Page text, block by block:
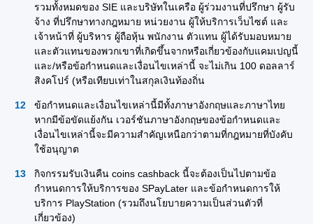
รวมทั้งหมดของ SIE และบริษัทในเครือ ผู้ร่วมงานที่ปรึกษา ผู้รับ
จ้าง ที่ปรึกษาทางกฎหมาย หน่วยงาน ผู้ให้บริการเว็บไซต์ และ
เจ้าหน้าที่ ผู้บริหาร ผู้ถือหุ้น พนักงาน ตัวแทน ผู้ได้รับมอบหมาย
และตัวแทนของพวกเขาที่เกิดขึ้นจากหรือเกี่ยวข้องกับแคมเปญนี้
และ/หรือข้อกำหนดและเงื่อนไขเหล่านี้ จะไม่เกิน 100 ดอลลาร์
สิงคโปร์ (หรือเทียบเท่าในสกุลเงินท้องถิ่น
ข้อกำหนดและเงื่อนไขเหล่านี้มีทั้งภาษาอังกฤษและภาษาไทย
หากมีข้อขัดแย้งกัน เวอร์ชันภาษาอังกฤษของข้อกำหนดและ
เงื่อนไขเหล่านี้จะมีความสำคัญเหนือกว่าตามที่กฎหมายที่บังคับ
ใช้อนุญาต
กิจกรรมรับเงินคืน coins cashback นี้จะต้องเป็นไปตามข้อ
กำหนดการให้บริการของ SPayLater และข้อกำหนดการให้
บริการ PlayStation (รวมถึงนโยบายความเป็นส่วนตัวที่
เกี่ยวข้อง)